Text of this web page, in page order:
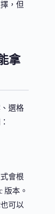
，但
拿
選格
會根
版本。
可以